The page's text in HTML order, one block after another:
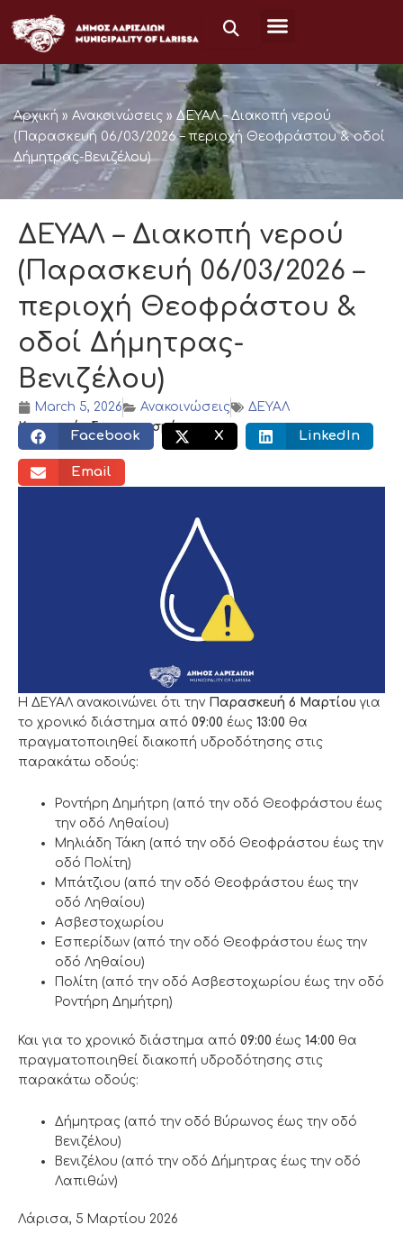
to
content
Αρχική » Ανακοινώσεις » ΔΕΥΑΛ – Διακοπή νερού
(Παρασκευή 06/03/2026 – περιοχή Θεοφράστου & οδοί
Δήμητρας-Βενιζέλου)
ΔΕΥΑΛ – Διακοπή νερού
(Παρασκευή 06/03/2026 –
περιοχή Θεοφράστου &
οδοί Δήμητρας-
Βενιζέλου)
March 5, 2026 Ανακοινώσεις
ΔΕΥΑΛ
Κοινωνικός διαμοιρασμός:
Facebook X LinkedIn
Email
Η ΔΕΥΑΛ ανακοινώνει ότι την Παρασκευή 6 Μαρτίου για
το χρονικό διάστημα από 09:00 έως 13:00 θα
πραγματοποιηθεί διακοπή υδροδότησης στις
παρακάτω οδούς:
Ροντήρη Δημήτρη (από την οδό Θεοφράστου έως
την οδό Ληθαίου)
Μηλιάδη Τάκη (από την οδό Θεοφράστου έως την
οδό Πολίτη)
Μπάτζιου (από την οδό Θεοφράστου έως την
οδό Ληθαίου)
Ασβεστοχωρίου
Εσπερίδων (από την οδό Θεοφράστου έως την
οδό Ληθαίου)
Πολίτη (από την οδό Ασβεστοχωρίου έως την οδό
Ροντήρη Δημήτρη)
Και για το χρονικό διάστημα από 09:00 έως 14:00 θα
πραγματοποιηθεί διακοπή υδροδότησης στις
παρακάτω οδούς:
Δήμητρας (από την οδό Βύρωνος έως την οδό
Βενιζέλου)
Βενιζέλου (από την οδό Δήμητρας έως την οδό
Λαπιθών)
Λάρισα, 5 Μαρτίου 2026